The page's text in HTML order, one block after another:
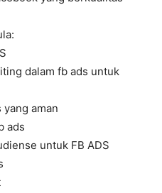
dalam fb ads untuk
aman
ads
untuk FB ADS